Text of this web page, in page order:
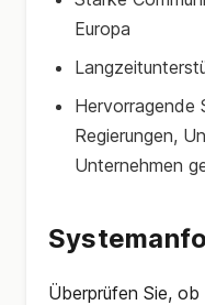
Europa
Hervorragende
Regierungen,
Unternehmen
Überprüfen Sie,